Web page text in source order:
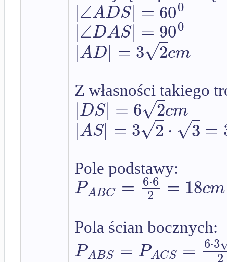
|∠ADS| =600
|∠DAS| = 900
|AD| = 3 2
√ cm
Z własności takiego
|DS| = 6 2
√ cm
|AS| = 3 2
√ ⋅ 3
√ =
Pole podstawy:
PABC = 6⋅6
2 = 18cm
Pola ścian bocznych:
PABS = PACS = 6⋅3